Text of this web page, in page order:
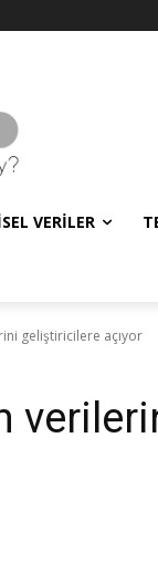
VERILER
geliştiricilere açıyor